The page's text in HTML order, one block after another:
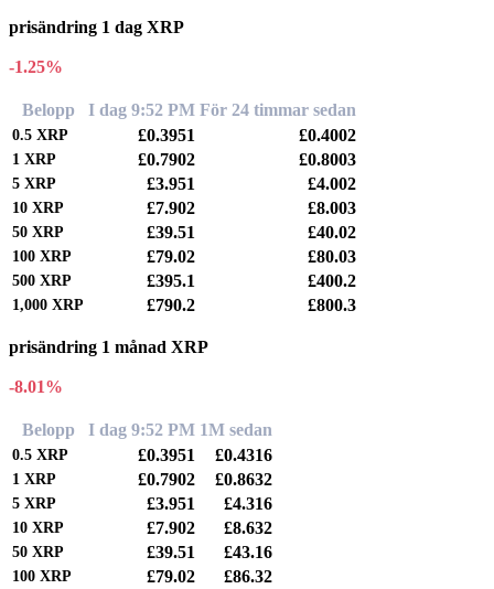
prisändring 1 dag XRP
-1.25%
Belopp I dag 9:52 PM För 24 timmar sedan
0.5 XRP £0.3951 £0.4002
1 XRP £0.7902 £0.8003
5 XRP £3.951 £4.002
10 XRP £7.902 £8.003
50 XRP £39.51 £40.02
100 XRP £79.02 £80.03
500 XRP £395.1 £400.2
1,000 XRP £790.2 £800.3
prisändring 1 månad XRP
-8.01%
Belopp I dag 9:52 PM 1M sedan
0.5 XRP £0.3951 £0.4316
1 XRP £0.7902 £0.8632
5 XRP £3.951 £4.316
10 XRP £7.902 £8.632
50 XRP £39.51 £43.16
100 XRP £79.02 £86.32